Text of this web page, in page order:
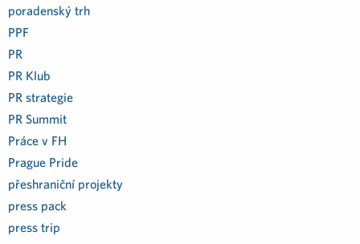
poradenský trh
PPF
PR
PR Klub
PR strategie
PR Summit
Práce v FH
Prague Pride
přeshraniční projekty
press pack
press trip